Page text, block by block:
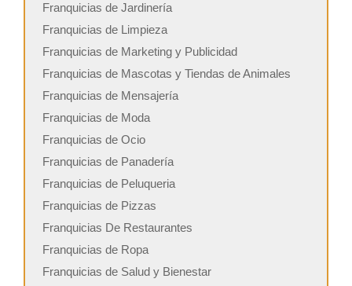
Franquicias de Jardinería
Franquicias de Limpieza
Franquicias de Marketing y Publicidad
Franquicias de Mascotas y Tiendas de Animales
Franquicias de Mensajería
Franquicias de Moda
Franquicias de Ocio
Franquicias de Panadería
Franquicias de Peluqueria
Franquicias de Pizzas
Franquicias De Restaurantes
Franquicias de Ropa
Franquicias de Salud y Bienestar